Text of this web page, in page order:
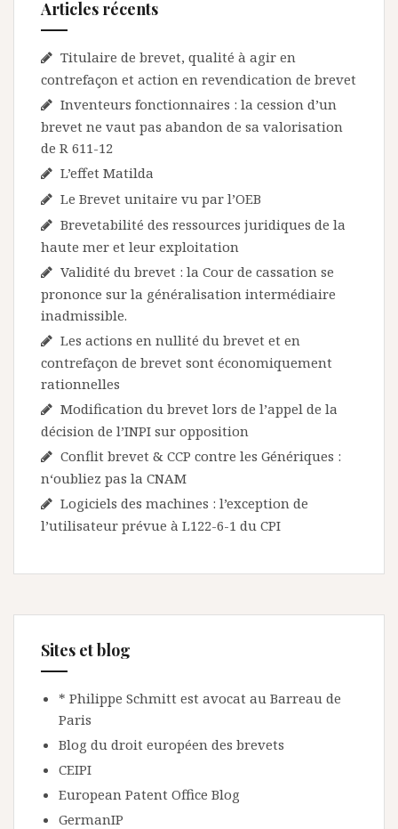
Articles récents
Titulaire de brevet, qualité à agir en
contrefaçon et action en revendication de brevet
Inventeurs fonctionnaires : la cession d’un
brevet ne vaut pas abandon de sa valorisation
de R 611-12
L’effet Matilda
Le Brevet unitaire vu par l’OEB
Brevetabilité des ressources juridiques de la
haute mer et leur exploitation
Validité du brevet : la Cour de cassation se
prononce sur la généralisation intermédiaire
inadmissible.
Les actions en nullité du brevet et en
contrefaçon de brevet sont économiquement
rationnelles
Modification du brevet lors de l’appel de la
décision de l’INPI sur opposition
Conflit brevet & CCP contre les Génériques :
n‘oubliez pas la CNAM
Logiciels des machines : l’exception de
l’utilisateur prévue à L122-6-1 du CPI
Sites et blog
* Philippe Schmitt est avocat au Barreau de
Paris
Blog du droit européen des brevets
CEIPI
European Patent Office Blog
GermanIP